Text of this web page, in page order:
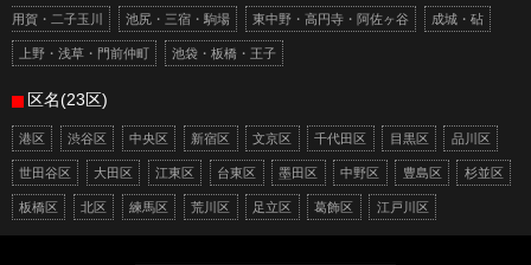
用賀・二子玉川 池尻・三宿・駒場 東中野・高円寺・阿佐ヶ谷 成城・砧
上野・浅草・門前仲町 池袋・板橋・王子
区名(23区)
港区 渋谷区 中央区 新宿区 文京区 千代田区 目黒区 品川区
世田谷区 大田区 江東区 台東区 墨田区 中野区 豊島区 杉並区
板橋区 北区 練馬区 荒川区 足立区 葛飾区 江戸川区